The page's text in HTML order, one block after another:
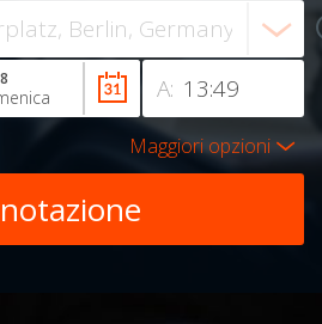
A:
Maggiori opzioni